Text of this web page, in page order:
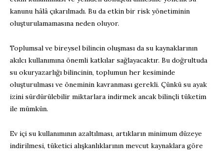
kanunu hâlâ çıkarılmadı. Bu da etkin bir risk yönetiminin
oluşturulamamasına neden oluyor.
Toplumsal ve bireysel bilincin oluşması da su kaynaklarının
akılcı kullanımına önemli katkılar sağlayacaktır. Bu doğrultuda
su okuryazarlığı bilincinin, toplumun her kesiminde
oluşturulması ve öneminin kavranması gerekli. Çünkü su ayak
izini sürdürülebilir miktarlara indirmek ancak bilinçli tüketim
ile mümkün.
Ev içi su kullanımının azaltılması, artıkların minimum düzeye
indirilmesi, tüketici alışkanlıklarının mevcut kaynaklara göre